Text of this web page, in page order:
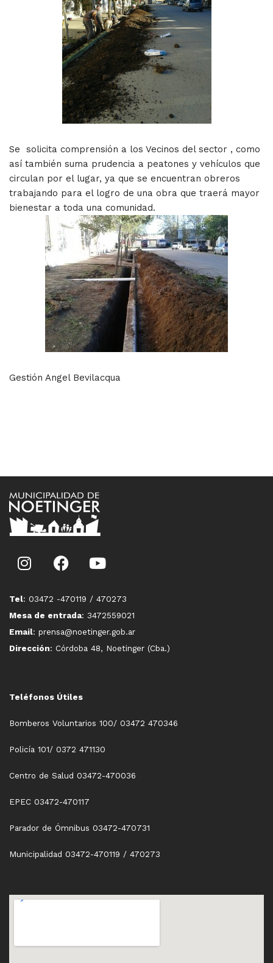
Se solicita comprensión a los Vecinos del sector , como
así también suma prudencia a peatones y vehículos que
circulan por el lugar, ya que se encuentran obreros
trabajando para el logro de una obra que traerá mayor
bienestar a toda una comunidad.
Gestión Angel Bevilacqua
Tel: 03472 -470119 / 470273
Mesa de entrada: 3472559021
Email: prensa@noetinger.gob.ar
Dirección: Córdoba 48, Noetinger (Cba.)
Teléfonos Útiles
Bomberos Voluntarios 100/ 03472 470346
Policía 101/ 0372 471130
Centro de Salud 03472-470036
EPEC 03472-470117
Parador de Ómnibus 03472-470731
Municipalidad 03472-470119 / 470273